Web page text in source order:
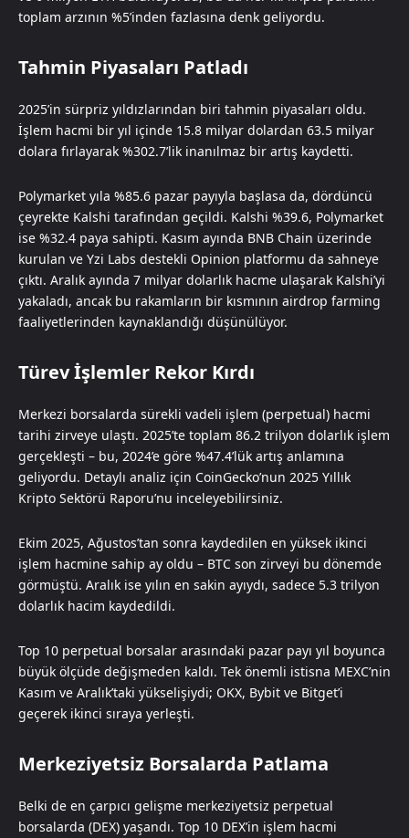
toplam arzının %5’inden fazlasına denk geliyordu.
Tahmin Piyasaları Patladı
2025’in sürpriz yıldızlarından biri tahmin piyasaları oldu.
İşlem hacmi bir yıl içinde 15.8 milyar dolardan 63.5 milyar
dolara fırlayarak %302.7’lik inanılmaz bir artış kaydetti.
Polymarket yıla %85.6 pazar payıyla başlasa da, dördüncü
çeyrekte Kalshi tarafından geçildi. Kalshi %39.6, Polymarket
ise %32.4 paya sahipti. Kasım ayında BNB Chain üzerinde
kurulan ve Yzi Labs destekli Opinion platformu da sahneye
çıktı. Aralık ayında 7 milyar dolarlık hacme ulaşarak Kalshi’yi
yakaladı, ancak bu rakamların bir kısmının airdrop farming
faaliyetlerinden kaynaklandığı düşünülüyor.
Türev İşlemler Rekor Kırdı
Merkezi borsalarda sürekli vadeli işlem (perpetual) hacmi
tarihi zirveye ulaştı. 2025’te toplam 86.2 trilyon dolarlık işlem
gerçekleşti – bu, 2024’e göre %47.4’lük artış anlamına
geliyordu. Detaylı analiz için CoinGecko’nun 2025 Yıllık
Kripto Sektörü Raporu’nu inceleyebilirsiniz.
Ekim 2025, Ağustos’tan sonra kaydedilen en yüksek ikinci
işlem hacmine sahip ay oldu – BTC son zirveyi bu dönemde
görmüştü. Aralık ise yılın en sakin ayıydı, sadece 5.3 trilyon
dolarlık hacim kaydedildi.
Top 10 perpetual borsalar arasındaki pazar payı yıl boyunca
büyük ölçüde değişmeden kaldı. Tek önemli istisna MEXC’nin
Kasım ve Aralık’taki yükselişiydi; OKX, Bybit ve Bitget’i
geçerek ikinci sıraya yerleşti.
Merkeziyetsiz Borsalarda Patlama
Belki de en çarpıcı gelişme merkeziyetsiz perpetual
borsalarda (DEX) yaşandı. Top 10 DEX’in işlem hacmi